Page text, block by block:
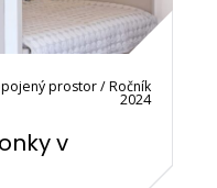
prostor / Ročník
2024
v